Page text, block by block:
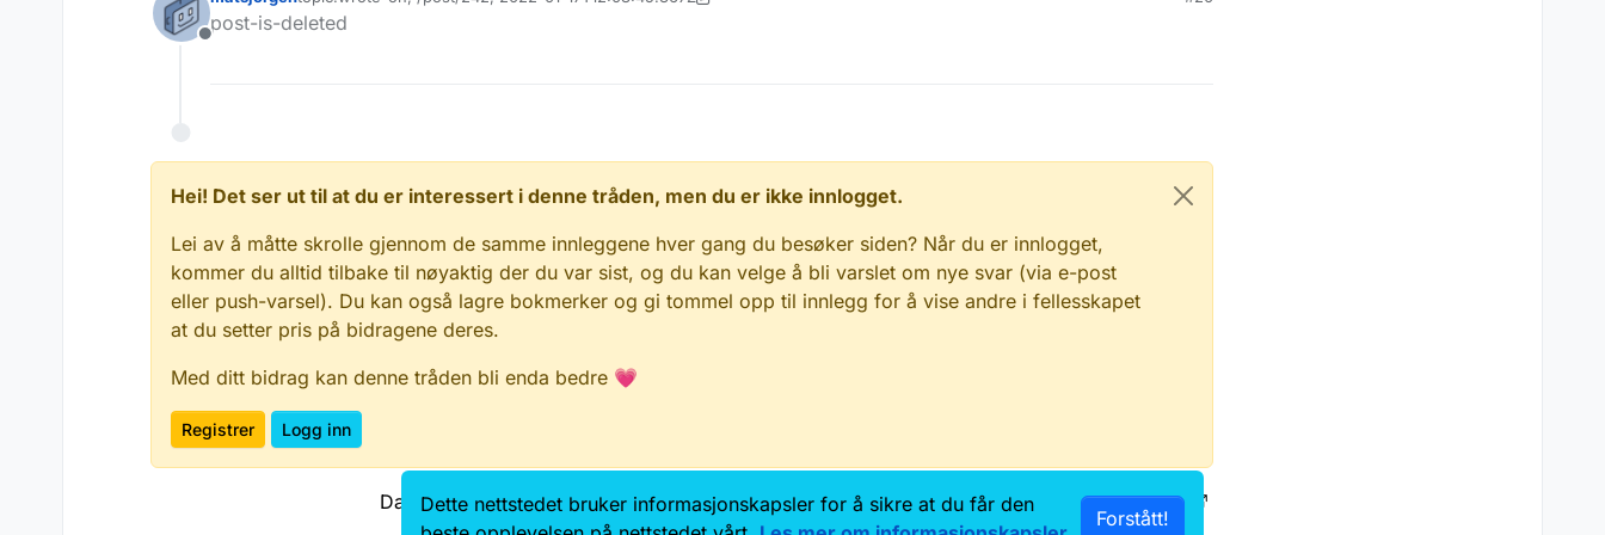
Frakoblet
Sist endret av matsjorgen
post-is-deleted
Hei! Det ser ut til at du er interessert i denne tråden, men du er ikke innlogget.
Lei av å måtte skrolle gjennom de samme innleggene hver gang du besøker siden? Når du er innlogget,
kommer du alltid tilbake til nøyaktig der du var sist, og du kan velge å bli varslet om nye svar (via e-post
eller push-varsel). Du kan også lagre bokmerker og gi tommel opp til innlegg for å vise andre i fellesskapet
at du setter pris på bidragene deres.
Med ditt bidrag kan denne tråden bli enda bedre 💗
Registrer Logg inn
Data.norge.no Kontakt oss Samtykke og brukervilkår
Tilgjengelighetserklæring
Dette nettstedet bruker informasjonskapsler for å sikre at du får den
Forstått!